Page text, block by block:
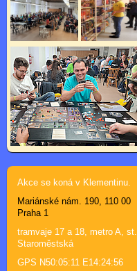
Akce se koná v Klementinu.
Mariánské nám. 190, 110 00
Praha 1
tramvaje 17 a 18, metro A, st.
Staroměstská
GPS N50:05:11 E14:24:56